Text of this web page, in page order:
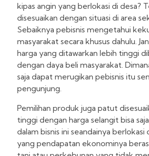
kipas angin yang berlokasi di desa?
disesuaikan dengan situasi di area
Sebaiknya pebisnis mengetahui
masyarakat secara khusus dahulu.
harga yang ditawarkan lebih tinggi
dengan daya beli masyarakat.
saja dapat merugikan pebisnis itu
pengunjung.
Pemilihan produk juga patut
tinggi dengan harga selangit bisa
dalam bisnis ini seandainya berlokasi
yang pendapatan ekonominya